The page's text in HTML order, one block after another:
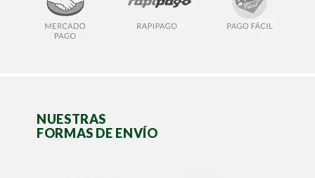
NUESTRAS
FORMAS DE ENVÍO